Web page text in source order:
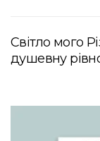
Світло мого
душевну